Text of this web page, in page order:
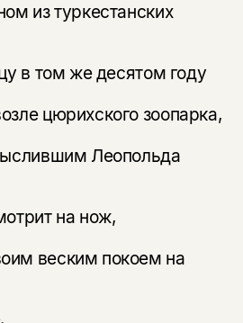
из туркестанских
в том же десятом году
цюрихского зоопарка,
Леопольда
на нож,
веским покоем на